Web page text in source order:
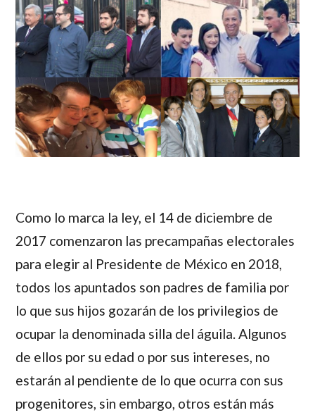
Como lo marca la ley, el 14 de diciembre de
2017 comenzaron las precampañas electorales
para elegir al Presidente de México en 2018,
todos los apuntados son padres de familia por
lo que sus hijos gozarán de los privilegios de
ocupar la denominada silla del águila. Algunos
de ellos por su edad o por sus intereses, no
estarán al pendiente de lo que ocurra con sus
progenitores, sin embargo, otros están más